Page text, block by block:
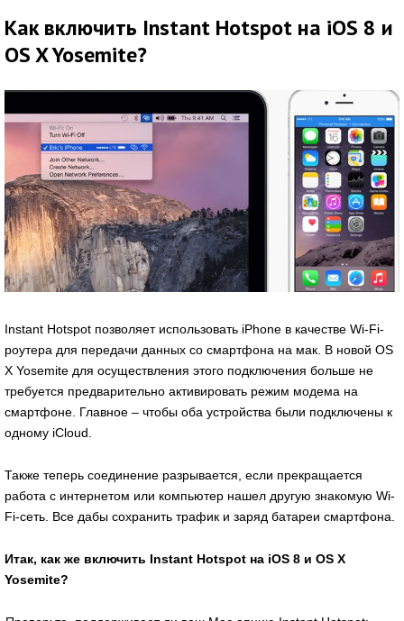
Как включить Instant Hotspot на iOS 8 и
OS X Yosemite?
Instant Hotspot позволяет использовать iPhone в качестве Wi-Fi-
роутера для передачи данных со смартфона на мак. В новой OS
X Yosemite для осуществления этого подключения больше не
требуется предварительно активировать режим модема на
смартфоне. Главное – чтобы оба устройства были подключены к
одному iCloud.
Также теперь соединение разрывается, если прекращается
работа с интернетом или компьютер нашел другую знакомую Wi-
Fi-сеть. Все дабы сохранить трафик и заряд батареи смартфона.
Итак, как же включить Instant Hotspot на iOS 8 и OS X
Yosemite?